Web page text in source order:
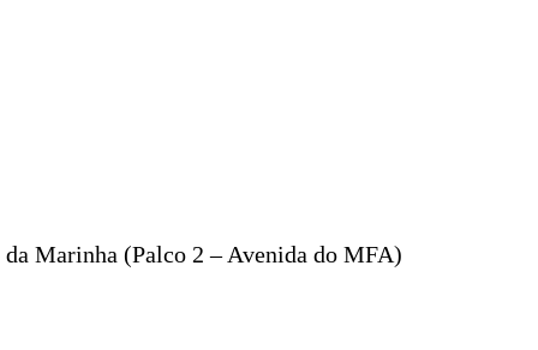
Marinha (Palco 2 – Avenida do MFA)